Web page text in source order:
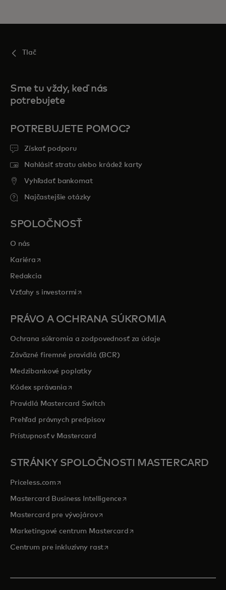
Tlač
Sme tu vždy, keď nás
potrebujete
POTREBUJETE POMOC?
Získať podporu
Nahlásiť stratu alebo krádež karty
Vyhľadať bankomat
Najčastejšie otázky
SPOLOČNOSŤ
O nás
Kariéra opens in a new tab
Redakcia
Vzťahy s investormi opens in a new tab
PRÁVO A OCHRANA SÚKROMIA
Ochrana súkromia a zodpovednosť za údaje
Záväzné firemné pravidlá (BCR)
Medzibankové poplatky
Kódex správaniaopens in a new tab
Pravidlá Mastercard Switch
Prehľad právnych predpisov
Prístupnosť v Mastercard
STRÁNKY SPOLOČNOSTI MASTERCARD
Priceless.com opens in a new tab
Mastercard Business Intelligenceopens in a new tab
Mastercard pre vývojárovopens in a new tab
Marketingové centrum Mastercardopens in a new tab
Centrum pre inkluzívny rastopens in a new tab